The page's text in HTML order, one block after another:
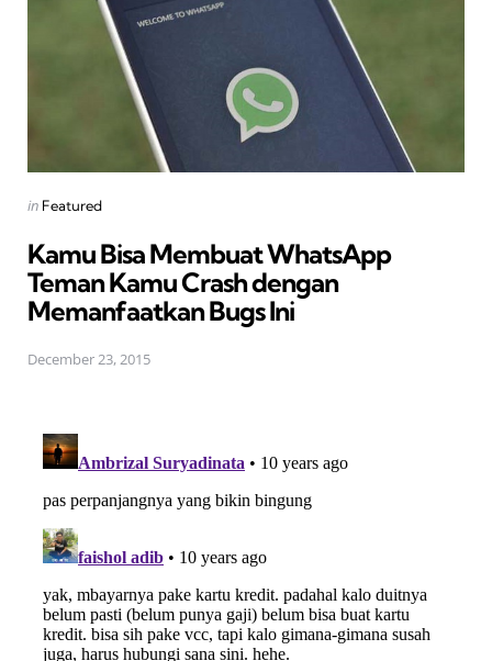
Posted
in Featured
Kamu Bisa Membuat WhatsApp
Teman Kamu Crash dengan
Memanfaatkan Bugs Ini
December 23, 2015